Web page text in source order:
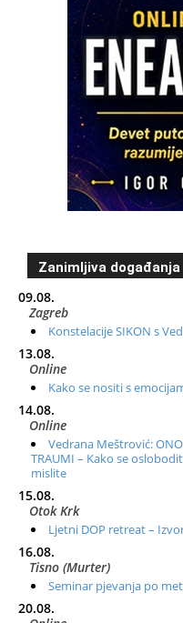
Zanimljiva događanja
09.08.
Zagreb
Konstelacije SIKON s
13.08.
Online
Kako se nositi s
14.08.
Online
Vedrana Meštrović: ONO
TRAUMI – Kako se
mislite
15.08.
Otok Krk
Ljetni DOP retreat –
16.08.
Tisno (Murter)
Seminar pjevanja po
20.08.